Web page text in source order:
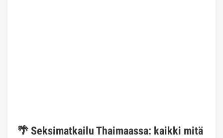
🌴 Seksimatkailu Thaimaassa: kaikki mitä